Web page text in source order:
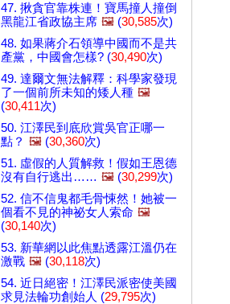
47. 揪貪官靠株連！寶馬撞人撞倒
黑龍江省政協主席 🖼️ (30,585次)
48. 如果蔣介石領導中國而不是共
產黨，中國會怎樣? (30,490次)
49. 達爾文無法解釋：科學家發現
了一個前所未知的矮人種 🖼️
(30,411次)
50. 江澤民到底欣賞吳官正哪一
點？ 🖼️ (30,360次)
51. 虛假的人質解救！假如王恩德
沒有自行逃出…… 🖼️ (30,299次)
52. 信不信鬼都毛骨悚然！她被一
個看不見的神祕女人索命 🖼️
(30,140次)
53. 新華網以此焦點透露江溫仍在
激戰 🖼️ (30,118次)
54. 近日絕密！江澤民派密使美國
求見法輪功創始人 (29,795次)